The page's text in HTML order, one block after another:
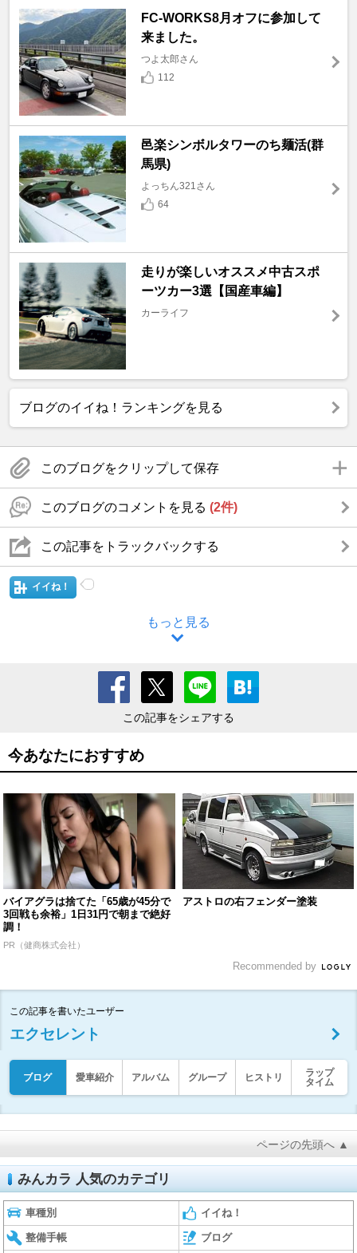
FC-WORKS8月オフに参加して
来ました。
つよ太郎さん
112
邑楽シンボルタワーのち麺活(群
馬県)
よっちん321さん
64
走りが楽しいオススメ中古スポ
ーツカー3選【国産車編】
カーライフ
ブログのイイね！ランキングを見る
このブログをクリップして保存
このブログのコメントを見る (2件)
この記事をトラックバックする
イイね！
もっと見る
この記事をシェアする
今あなたにおすすめ
バイアグラは捨てた「65歳が45分で
3回戦も余裕」1日31円で朝まで絶好
調！
PR（健商株式会社）
アストロの右フェンダー塗装
Recommended by
この記事を書いたユーザー
エクセレント
ブログ 愛車紹介 アルバム グループ ヒストリ
ラップ
タイム
ページの先頭へ ▲
みんカラ 人気のカテゴリ
車種別 イイね！
整備手帳 ブログ